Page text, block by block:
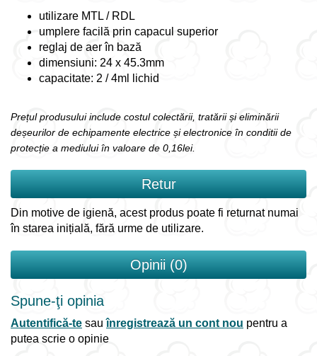
utilizare MTL / RDL
umplere facilă prin capacul superior
reglaj de aer în bază
dimensiuni: 24 x 45.3mm
capacitate: 2 / 4ml lichid
Prețul produsului include costul colectării, tratării și eliminării
deșeurilor de echipamente electrice și electronice în conditii de
protecție a mediului în valoare de 0,16lei.
Retur
Din motive de igienă, acest produs poate fi returnat numai
în starea inițială, fără urme de utilizare.
Opinii (0)
Spune-ţi opinia
Autentifică-te sauînregistrează un cont nou pentru a
putea scrie o opinie